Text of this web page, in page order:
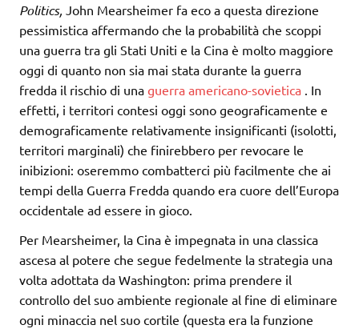
Politics, John Mearsheimer fa eco a questa direzione
pessimistica affermando che la probabilità che scoppi
una guerra tra gli Stati Uniti e la Cina è molto maggiore
oggi di quanto non sia mai stata durante la guerra
fredda il rischio di una guerra americano-sovietica . In
effetti, i territori contesi oggi sono geograficamente e
demograficamente relativamente insignificanti (isolotti,
territori marginali) che finirebbero per revocare le
inibizioni: oseremmo combatterci più facilmente che ai
tempi della Guerra Fredda quando era cuore dell’Europa
occidentale ad essere in gioco.
Per Mearsheimer, la Cina è impegnata in una classica
ascesa al potere che segue fedelmente la strategia una
volta adottata da Washington: prima prendere il
controllo del suo ambiente regionale al fine di eliminare
ogni minaccia nel suo cortile (questa era la funzione